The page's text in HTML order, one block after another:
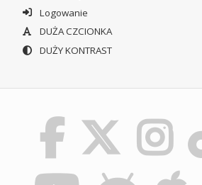
Logowanie
DUŻA CZCIONKA
DUŻY KONTRAST